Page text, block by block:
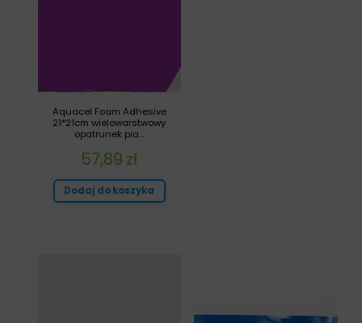
Aquacel Foam Adhesive
21*21cm wielowarstwowy
opatrunek pia...
57,89 zł
Dodaj do koszyka